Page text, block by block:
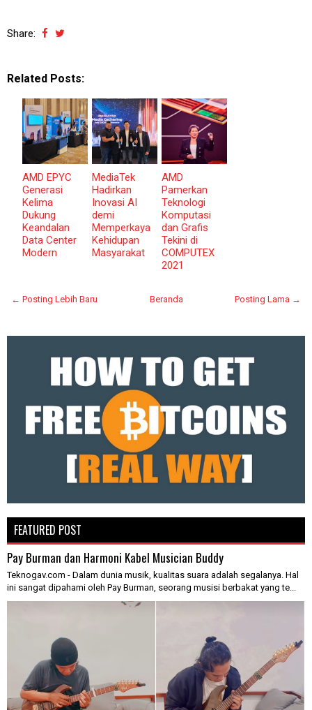
Share:
Related Posts:
AMD EPYC
Generasi
Kelima
Dukung
Keandalan
Data Center
Modern
MediaTek
Hadirkan
Inovasi AI
demi
Memperkaya
Kehidupan
Masyarakat
AMD
Pamerkan
Teknologi
Komputasi
dan Grafis
Tekini di
COMPUTEX
2021
← Posting Lebih Baru Posting Lama →
Beranda
FEATURED POST
Pay Burman dan Harmoni Kabel Musician Buddy
Teknogav.com - Dalam dunia musik, kualitas suara adalah segalanya. Hal
ini sangat dipahami oleh Pay Burman, seorang musisi berbakat yang te...